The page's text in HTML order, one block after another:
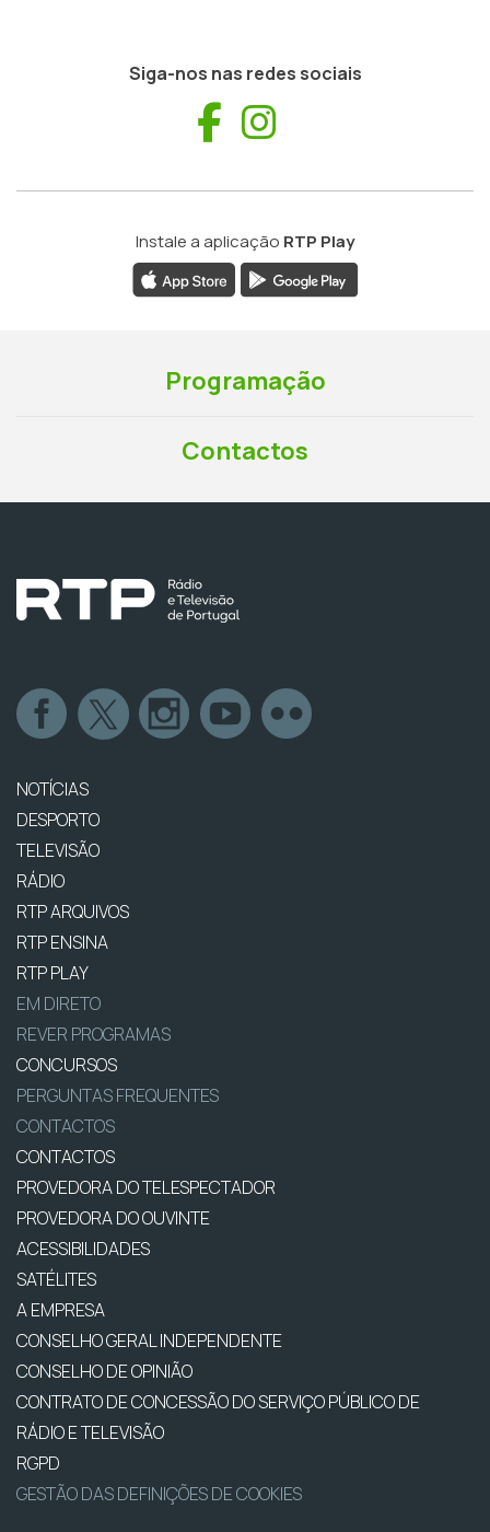
Siga-nos nas redes sociais
Facebook
Instale a aplicação RTP Play
Programação
Contactos
NOTÍCIAS
DESPORTO
TELEVISÃO
RÁDIO
RTP ARQUIVOS
RTP ENSINA
RTP PLAY
EM DIRETO
REVER PROGRAMAS
CONCURSOS
PERGUNTAS FREQUENTES
CONTACTOS
CONTACTOS
PROVEDORA DO TELESPECTADOR
PROVEDORA DO OUVINTE
ACESSIBILIDADES
SATÉLITES
A EMPRESA
CONSELHO GERAL INDEPENDENTE
CONSELHO DE OPINIÃO
CONTRATO DE CONCESSÃO DO SERVIÇO PÚBLICO DE
RÁDIO E TELEVISÃO
RGPD
GESTÃO DAS DEFINIÇÕES DE COOKIES